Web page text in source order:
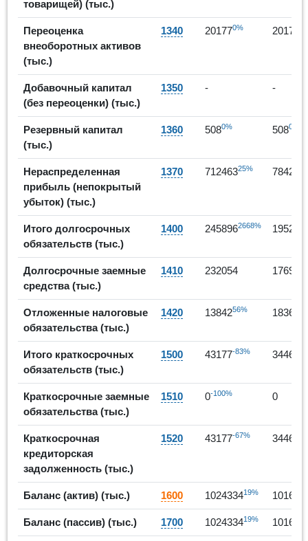
товарищей) (тыс.)
Переоценка
внеоборотных активов
(тыс.)
1340 201770% 20177
Добавочный капитал
(без переоценки) (тыс.)
1350 - -
Резервный капитал
(тыс.)
1360 5080% 5080%
Нераспределенная
прибыль (непокрытый
убыток) (тыс.)
1370 71246325% 784223
Итого долгосрочных
обязательств (тыс.)
1400 2458962668% 195265
Долгосрочные заемные
средства (тыс.)
1410 232054 176900
Отложенные налоговые
обязательства (тыс.)
1420 1384256% 18365
Итого краткосрочных
обязательств (тыс.)
1500 43177-83% 34467
Краткосрочные заемные
обязательства (тыс.)
1510 0-100% 0
Краткосрочная
кредиторская
задолженность (тыс.)
1520 43177-67% 34467
Баланс (актив) (тыс.) 1600 102433419%
Баланс (пассив) (тыс.) 1700 102433419%